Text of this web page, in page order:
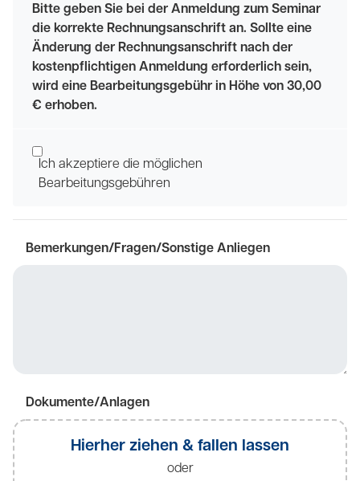
Bitte geben Sie bei der Anmeldung zum Seminar
die korrekte Rechnungsanschrift an. Sollte eine
Änderung der Rechnungsanschrift nach der
kostenpflichtigen Anmeldung erforderlich sein,
wird eine Bearbeitungsgebühr in Höhe von 30,00
€ erhoben.
Ich akzeptiere die möglichen
Bearbeitungsgebühren
Bemerkungen/Fragen/Sonstige Anliegen
Dokumente/Anlagen
Hierher ziehen & fallen lassen
oder